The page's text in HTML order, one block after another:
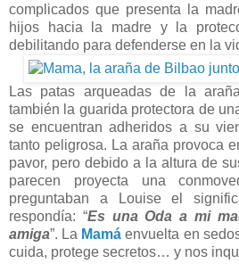
complicados que presenta la
hijos hacia la madre y la
debilitando para defenderse en la
Las patas arqueadas de la
también la guarida protectora de
se encuentran adheridos a su
tanto peligrosa. La araña provoca
pavor, pero debido a la altura de
parecen proyecta una
preguntaban a Louise el
respondía: “Es una Oda a mi
amiga”. La Mamá envuelta en
cuida, protege secretos… y nos